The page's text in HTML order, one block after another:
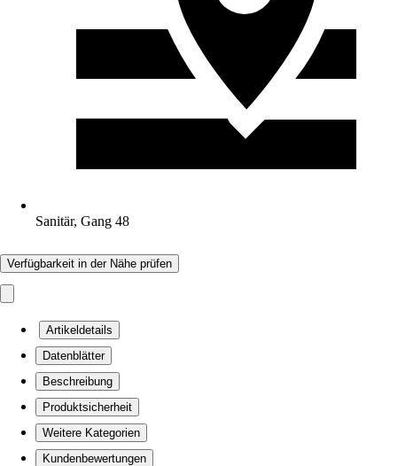
Sanitär, Gang 48
Verfügbarkeit in der Nähe prüfen
Artikeldetails
Datenblätter
Beschreibung
Produktsicherheit
Weitere Kategorien
Kundenbewertungen